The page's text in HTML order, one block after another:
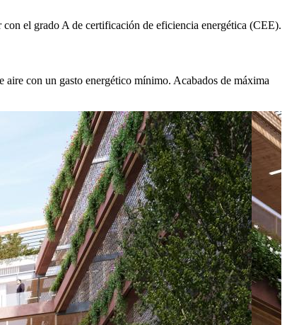
con el grado A de certificación de eficiencia energética (CEE).
con un gasto energético mínimo. Acabados de máxima